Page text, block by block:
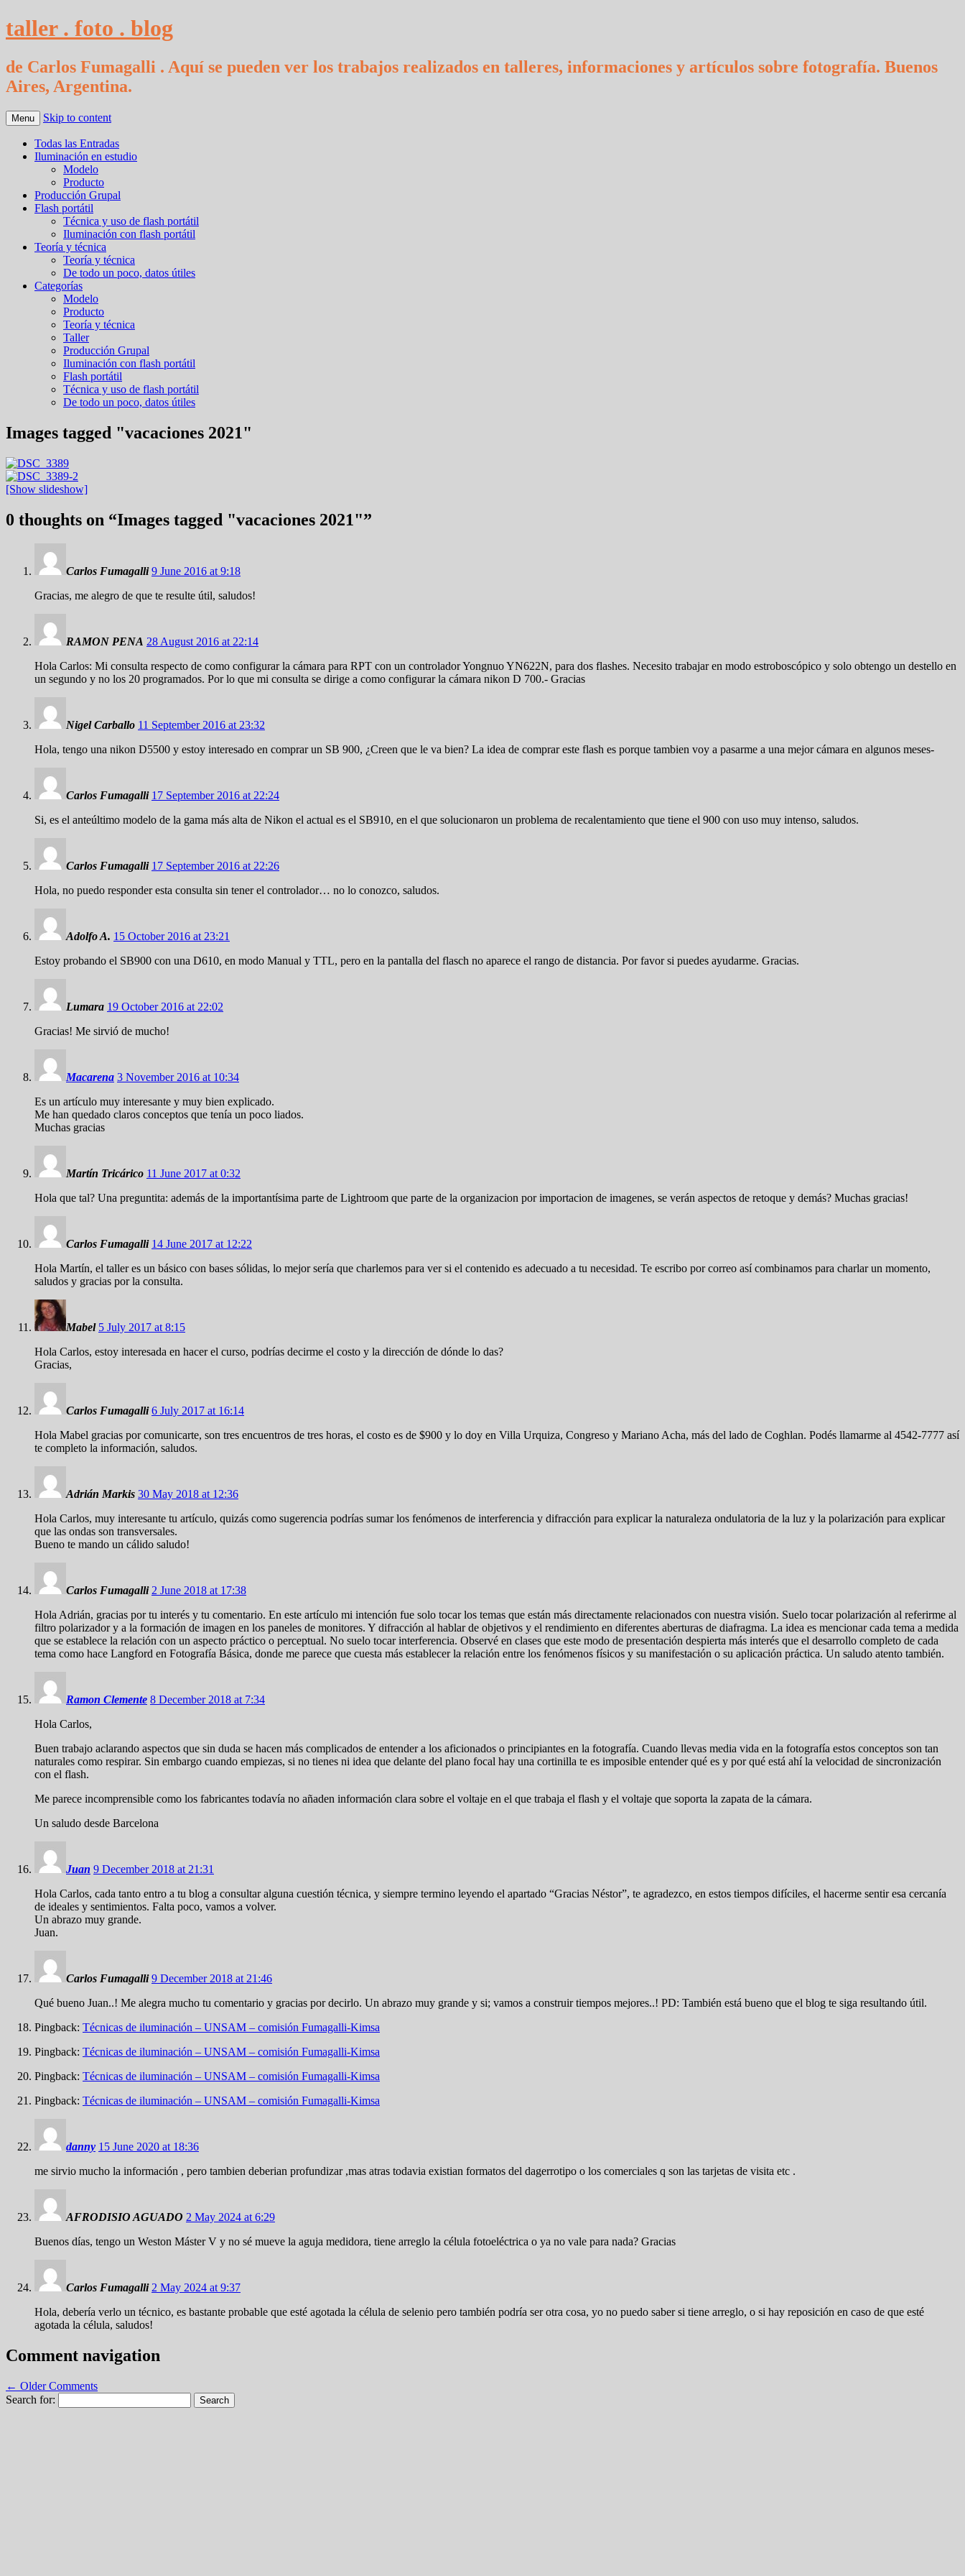
taller . foto . blog
de Carlos Fumagalli . Aquí se pueden ver los trabajos realizados en talleres, informaciones y artículos sobre fotografía. Buenos
Aires, Argentina.
Menu Skip to content
Todas las Entradas
Iluminación en estudio
Modelo
Producto
Producción Grupal
Flash portátil
Técnica y uso de flash portátil
Iluminación con flash portátil
Teoría y técnica
Teoría y técnica
De todo un poco, datos útiles
Categorías
Modelo
Producto
Teoría y técnica
Taller
Producción Grupal
Iluminación con flash portátil
Flash portátil
Técnica y uso de flash portátil
De todo un poco, datos útiles
Images tagged "vacaciones 2021"
[Show slideshow]
0 thoughts on “Images tagged "vacaciones 2021"”
Carlos Fumagalli 9 June 2016 at 9:18
Gracias, me alegro de que te resulte útil, saludos!
RAMON PENA 28 August 2016 at 22:14
Hola Carlos: Mi consulta respecto de como configurar la cámara para RPT con un controlador Yongnuo YN622N, para dos flashes. Necesito trabajar en modo estroboscópico y solo obtengo un destello en
un segundo y no los 20 programados. Por lo que mi consulta se dirige a como configurar la cámara nikon D 700.- Gracias
Nigel Carballo 11 September 2016 at 23:32
Hola, tengo una nikon D5500 y estoy interesado en comprar un SB 900, ¿Creen que le va bien? La idea de comprar este flash es porque tambien voy a pasarme a una mejor cámara en algunos meses-
Carlos Fumagalli 17 September 2016 at 22:24
Si, es el anteúltimo modelo de la gama más alta de Nikon el actual es el SB910, en el que solucionaron un problema de recalentamiento que tiene el 900 con uso muy intenso, saludos.
Carlos Fumagalli 17 September 2016 at 22:26
Hola, no puedo responder esta consulta sin tener el controlador… no lo conozco, saludos.
Adolfo A. 15 October 2016 at 23:21
Estoy probando el SB900 con una D610, en modo Manual y TTL, pero en la pantalla del flasch no aparece el rango de distancia. Por favor si puedes ayudarme. Gracias.
Lumara 19 October 2016 at 22:02
Gracias! Me sirvió de mucho!
Macarena 3 November 2016 at 10:34
Es un artículo muy interesante y muy bien explicado.
Me han quedado claros conceptos que tenía un poco liados.
Muchas gracias
Martín Tricárico 11 June 2017 at 0:32
Hola que tal? Una preguntita: además de la importantísima parte de Lightroom que parte de la organizacion por importacion de imagenes, se verán aspectos de retoque y demás? Muchas gracias!
Carlos Fumagalli 14 June 2017 at 12:22
Hola Martín, el taller es un básico con bases sólidas, lo mejor sería que charlemos para ver si el contenido es adecuado a tu necesidad. Te escribo por correo así combinamos para charlar un momento,
saludos y gracias por la consulta.
Mabel 5 July 2017 at 8:15
Hola Carlos, estoy interesada en hacer el curso, podrías decirme el costo y la dirección de dónde lo das?
Gracias,
Carlos Fumagalli 6 July 2017 at 16:14
Hola Mabel gracias por comunicarte, son tres encuentros de tres horas, el costo es de $900 y lo doy en Villa Urquiza, Congreso y Mariano Acha, más del lado de Coghlan. Podés llamarme al 4542-7777 así
te completo la información, saludos.
Adrián Markis 30 May 2018 at 12:36
Hola Carlos, muy interesante tu artículo, quizás como sugerencia podrías sumar los fenómenos de interferencia y difracción para explicar la naturaleza ondulatoria de la luz y la polarización para explicar
que las ondas son transversales.
Bueno te mando un cálido saludo!
Carlos Fumagalli 2 June 2018 at 17:38
Hola Adrián, gracias por tu interés y tu comentario. En este artículo mi intención fue solo tocar los temas que están más directamente relacionados con nuestra visión. Suelo tocar polarización al referirme al
filtro polarizador y a la formación de imagen en los paneles de monitores. Y difracción al hablar de objetivos y el rendimiento en diferentes aberturas de diafragma. La idea es mencionar cada tema a medida
que se establece la relación con un aspecto práctico o perceptual. No suelo tocar interferencia. Observé en clases que este modo de presentación despierta más interés que el desarrollo completo de cada
tema como hace Langford en Fotografía Básica, donde me parece que cuesta más establecer la relación entre los fenómenos físicos y su manifestación o su aplicación práctica. Un saludo atento también.
Ramon Clemente 8 December 2018 at 7:34
Hola Carlos,
Buen trabajo aclarando aspectos que sin duda se hacen más complicados de entender a los aficionados o principiantes en la fotografía. Cuando llevas media vida en la fotografía estos conceptos son tan
naturales como respirar. Sin embargo cuando empiezas, si no tienes ni idea que delante del plano focal hay una cortinilla te es imposible entender qué es y por qué está ahí la velocidad de sincronización
con el flash.
Me parece incomprensible como los fabricantes todavía no añaden información clara sobre el voltaje en el que trabaja el flash y el voltaje que soporta la zapata de la cámara.
Un saludo desde Barcelona
Juan 9 December 2018 at 21:31
Hola Carlos, cada tanto entro a tu blog a consultar alguna cuestión técnica, y siempre termino leyendo el apartado “Gracias Néstor”, te agradezco, en estos tiempos difíciles, el hacerme sentir esa cercanía
de ideales y sentimientos. Falta poco, vamos a volver.
Un abrazo muy grande.
Juan.
Carlos Fumagalli 9 December 2018 at 21:46
Qué bueno Juan..! Me alegra mucho tu comentario y gracias por decirlo. Un abrazo muy grande y si; vamos a construir tiempos mejores..! PD: También está bueno que el blog te siga resultando útil.
Pingback: Técnicas de iluminación – UNSAM – comisión Fumagalli-Kimsa
Pingback: Técnicas de iluminación – UNSAM – comisión Fumagalli-Kimsa
Pingback: Técnicas de iluminación – UNSAM – comisión Fumagalli-Kimsa
Pingback: Técnicas de iluminación – UNSAM – comisión Fumagalli-Kimsa
danny 15 June 2020 at 18:36
me sirvio mucho la información , pero tambien deberian profundizar ,mas atras todavia existian formatos del dagerrotipo o los comerciales q son las tarjetas de visita etc .
AFRODISIO AGUADO 2 May 2024 at 6:29
Buenos días, tengo un Weston Máster V y no sé mueve la aguja medidora, tiene arreglo la célula fotoeléctrica o ya no vale para nada? Gracias
Carlos Fumagalli 2 May 2024 at 9:37
Hola, debería verlo un técnico, es bastante probable que esté agotada la célula de selenio pero también podría ser otra cosa, yo no puedo saber si tiene arreglo, o si hay reposición en caso de que esté
agotada la célula, saludos!
Comment navigation
← Older Comments
Search for: